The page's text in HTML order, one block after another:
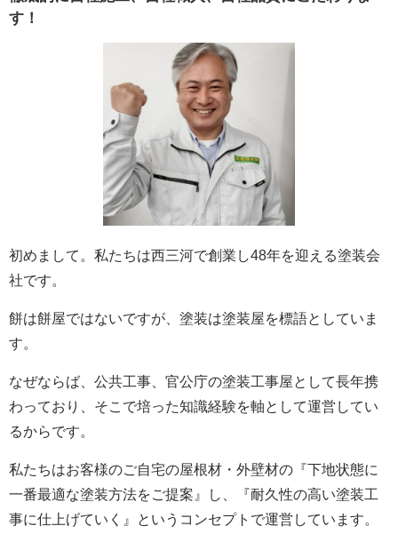
す！
初めまして。私たちは西三河で創業し48年を迎える塗装会
社です。
餅は餅屋ではないですが、塗装は塗装屋を標語としていま
す。
なぜならば、公共工事、官公庁の塗装工事屋として長年携
わっており、そこで培った知識経験を軸として運営してい
るからです。
私たちはお客様のご自宅の屋根材・外壁材の『下地状態に
一番最適な塗装方法をご提案』し、『耐久性の高い塗装工
事に仕上げていく』というコンセプトで運営しています。